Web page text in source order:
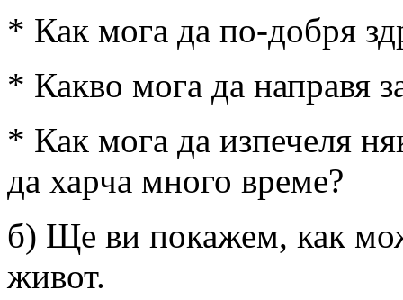
* Как мога да по-добря
* Какво мога да направя
* Как мога да изпечеля
да харча много време?
б) Ще ви покажем, как
живот.